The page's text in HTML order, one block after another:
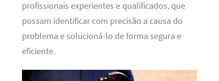
profissionais experientes e qualificados, que
possam identificar com precisão a causa do
problema e solucioná-lo de forma segura e
eficiente.